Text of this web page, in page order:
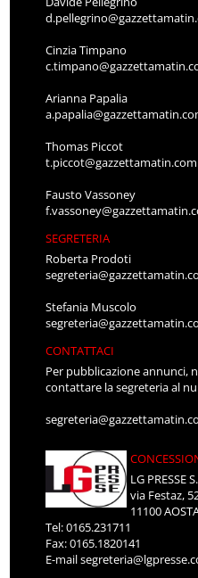
Cinzia Timpano
Arianna Papalia
Thomas Piccot
t.piccot@gazzettamatin.com
Fausto Vassoney
SEGRETERIA
Roberta Prodoti
Stefania Muscolo
CONTATTACI
Per pubblicazione annunci,
contattare la segreteria al
LG PRESSE
via Festaz,
11100
Tel: 0165.231711
Fax: 0165.1820141
E-mail